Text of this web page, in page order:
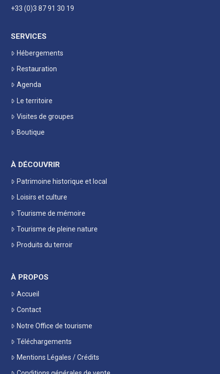
+33 (0)3 87 91 30 19
SERVICES
Hébergements
Restauration
Agenda
Le territoire
Visites de groupes
Boutique
À DÉCOUVRIR
Patrimoine historique et local
Loisirs et culture
Tourisme de mémoire
Tourisme de pleine nature
Produits du terroir
À PROPOS
Accueil
Contact
Notre Office de tourisme
Téléchargements
Mentions Légales / Crédits